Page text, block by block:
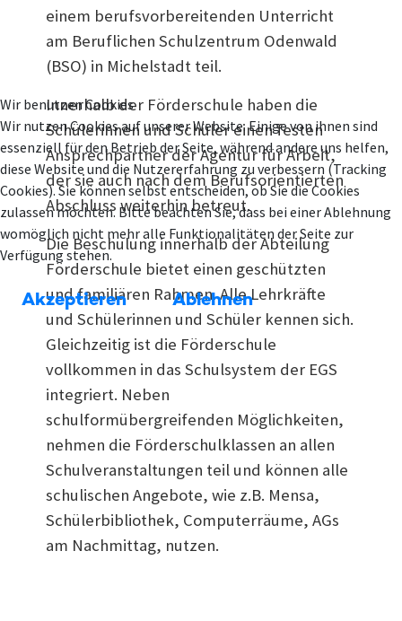
einem berufsvorbereitenden Unterricht
am Beruflichen Schulzentrum Odenwald
(BSO) in Michelstadt teil.
Innerhalb der Förderschule haben die
Schülerinnen und Schüler einen festen
Ansprechpartner der Agentur für Arbeit,
der sie auch nach dem Berufsorientierten
Abschluss weiterhin betreut.
Die Beschulung innerhalb der Abteilung
Förderschule bietet einen geschützten
und familiären Rahmen. Alle Lehrkräfte
und Schülerinnen und Schüler kennen sich.
Gleichzeitig ist die Förderschule
vollkommen in das Schulsystem der EGS
integriert. Neben
schulformübergreifenden Möglichkeiten,
nehmen die Förderschulklassen an allen
Schulveranstaltungen teil und können alle
schulischen Angebote, wie z.B. Mensa,
Schülerbibliothek, Computerräume, AGs
am Nachmittag, nutzen.
Wir benutzen Cookies
Wir nutzen Cookies auf unserer Website. Einige von ihnen sind
essenziell für den Betrieb der Seite, während andere uns helfen,
diese Website und die Nutzererfahrung zu verbessern (Tracking
Cookies). Sie können selbst entscheiden, ob Sie die Cookies
zulassen möchten. Bitte beachten Sie, dass bei einer Ablehnung
womöglich nicht mehr alle Funktionalitäten der Seite zur
Verfügung stehen.
Akzeptieren Ablehnen